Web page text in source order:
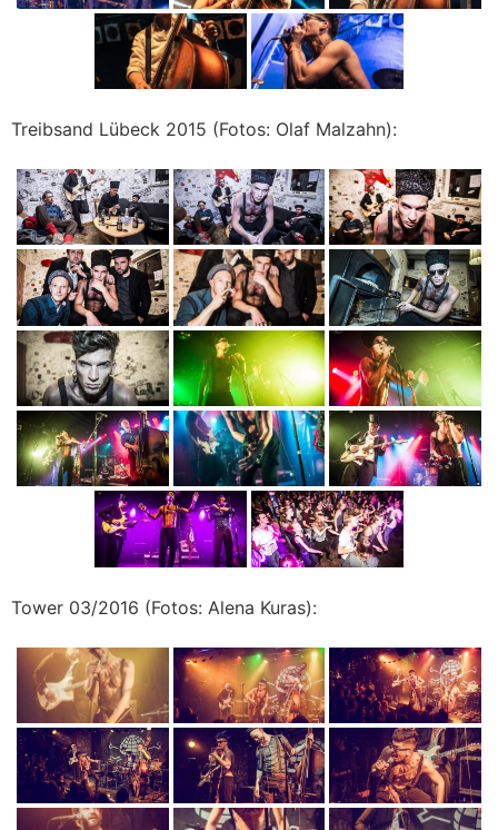
Treibsand Lübeck 2015 (Fotos: Olaf Malzahn):
Tower 03/2016 (Fotos: Alena Kuras):